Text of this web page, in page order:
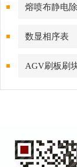
熔喷布静电
数显相序表
AGV刷板刷